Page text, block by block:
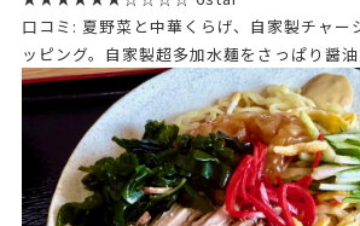
口コミ: 夏野菜と中華くらげ、自家製チャー
ッピング。自家製超多加水麺をさっぱり醤油